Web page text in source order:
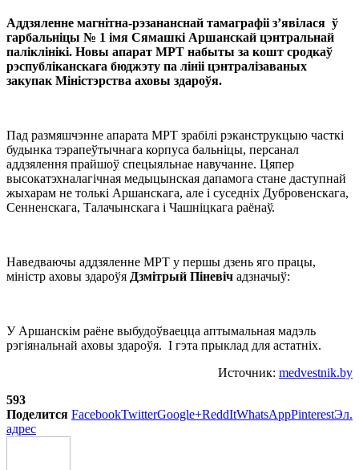
Аддзяленне магнітна-рэзананснай тамаграфіі з’явілася ў
гарбальніцы № 1 імя Сямашкі Аршанскай цэнтральнай
паліклінікі. Новы апарат МРТ набыты за кошт сродкаў
рэспубліканскага бюджэту па лініі цэнтралізаваных
закупак Міністэрства аховы здароўя.
Пад размяшчэнне апарата МРТ зрабілі рэканструкцыю часткі
будынка тэрапеўтычнага корпуса бальніцы, персанал
аддзялення прайшоў спецыяльнае навучанне. Цяпер
высокатэхналагічная медыцынская дапамога стане даступнай
жыхарам не толькі Аршанскага, але і суседніх Дубровенскага,
Сенненскага, Талачынскага і Чашніцкага раёнаў.
Наведваючы аддзяленне МРТ у першы дзень яго працы,
міністр аховы здароўя Дзмітрый Піневіч адзначыў:
У Аршанскім раёне выбудоўваецца аптымальная мадэль
рэгіянальнай аховы здароўя. І гэта прыклад для астатніх.
Источник: medvestnik.by
593
Поделится FacebookTwitterGoogle+ReddItWhatsAppPinterestЭл.
адрес